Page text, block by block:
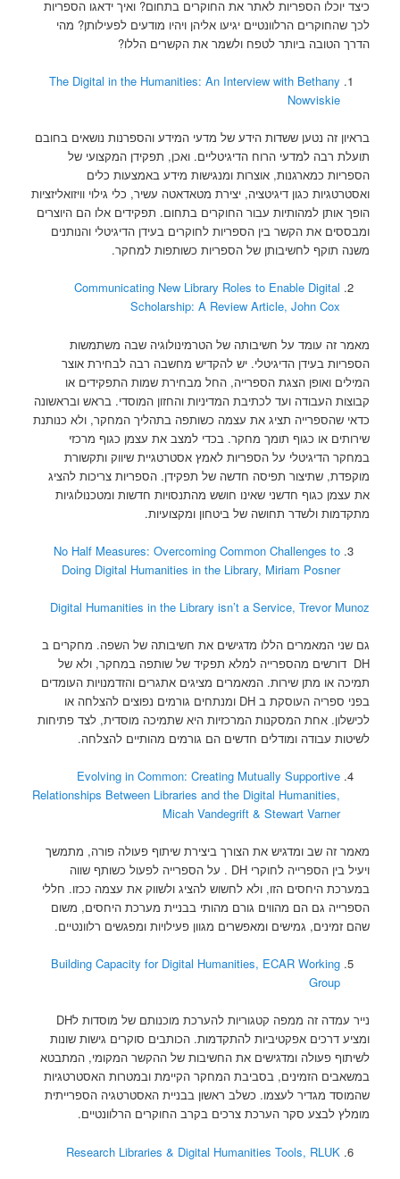
כיצד יוכלו הספריות לאתר את החוקרים בתחום? ואיך ידאגו הספריות
לכך שהחוקרים הרלוונטיים יגיעו אליהן ויהיו מודעים לפעילותן? מהי
הדרך הטובה ביותר לטפח ולשמר את הקשרים הללו?
The Digital in the Humanities: An Interview with Bethany
Nowviskie
בראיון זה נטען ששדות הידע של מדעי המידע והספרנות נושאים בחובם
תועלת רבה למדעי הרוח הדיגיטליים. ואכן, תפקידן המקצועי של
הספריות כמארגנות, אוצרות ומנגישות מידע באמצעות כלים
ואסטרטגיות כגון דיגיטציה, יצירת מטאדאטה עשיר, כלי גילוי וויזואליזציות
הופך אותן למהותיות עבור החוקרים בתחום. תפקידים אלו הם היוצרים
ומבססים את הקשר בין הספריות לחוקרים בעידן הדיגיטלי והנותנים
משנה תוקף לחשיבותן של הספריות כשותפות למחקר.
Communicating New Library Roles to Enable Digital
Scholarship: A Review Article, John Cox
מאמר זה עומד על חשיבותה של הטרמינולוגיה שבה משתמשות
הספריות בעידן הדיגיטלי. יש להקדיש מחשבה רבה לבחירת אוצר
המילים ואופן הצגת הספרייה, החל מבחירת שמות התפקידים או
קבוצות העבודה ועד לכתיבת המדיניות והחזון המוסדי. בראש ובראשונה
כדאי שהספרייה תציג את עצמה כשותפה בתהליך המחקר, ולא כנותנת
שירותים או כגוף תומך מחקר. בכדי למצב את עצמן כגוף מרכזי
במחקר הדיגיטלי על הספריות לאמץ אסטרטגיית שיווק ותקשורת
מוקפדת, שתיצור תפיסה חדשה של תפקידן. הספריות צריכות להציג
את עצמן כגוף חדשני שאינו חושש מהתנסויות חדשות ומטכנולוגיות
מתקדמות ולשדר תחושה של ביטחון ומקצועיות.
No Half Measures: Overcoming Common Challenges to
Doing Digital Humanities in the Library, Miriam Posner
Digital Humanities in the Library isn’t a Service, Trevor Munoz
גם שני המאמרים הללו מדגישים את חשיבותה של השפה. מחקרים ב
DH דורשים מהספרייה למלא תפקיד של שותפה במחקר, ולא של
תמיכה או מתן שירות. המאמרים מציגים אתגרים והזדמנויות העומדים
בפני ספריה העוסקת ב DH ומנתחים גורמים נפוצים להצלחה או
לכישלון. אחת המסקנות המרכזיות היא שתמיכה מוסדית, לצד פתיחות
לשיטות עבודה ומודלים חדשים הם גורמים מהותיים להצלחה.
Evolving in Common: Creating Mutually Supportive
Relationships Between Libraries and the Digital Humanities,
Micah Vandegrift & Stewart Varner
מאמר זה שב ומדגיש את הצורך ביצירת שיתוף פעולה פורה, מתמשך
ויעיל בין הספרייה לחוקרי DH . על הספרייה לפעול כשותף שווה
במערכת היחסים הזו, ולא לחשוש להציג ולשווק את עצמה ככזו. חללי
הספרייה גם הם מהווים גורם מהותי בבניית מערכת היחסים, משום
שהם זמינים, גמישים ומאפשרים מגוון פעילויות ומפגשים רלוונטיים.
Building Capacity for Digital Humanities, ECAR Working
Group
נייר עמדה זה ממפה קטגוריות להערכת מוכנותם של מוסדות לDH
ומציע דרכים אפקטיביות להתקדמות. הכותבים סוקרים גישות שונות
לשיתוף פעולה ומדגישים את החשיבות של ההקשר המקומי, המתבטא
במשאבים הזמינים, בסביבת המחקר הקיימת ובמטרות האסטרטגיות
שהמוסד מגדיר לעצמו. כשלב ראשון בבניית האסטרטגיה הספרייתית
מומלץ לבצע סקר הערכת צרכים בקרב החוקרים הרלוונטיים.
Research Libraries & Digital Humanities Tools, RLUK